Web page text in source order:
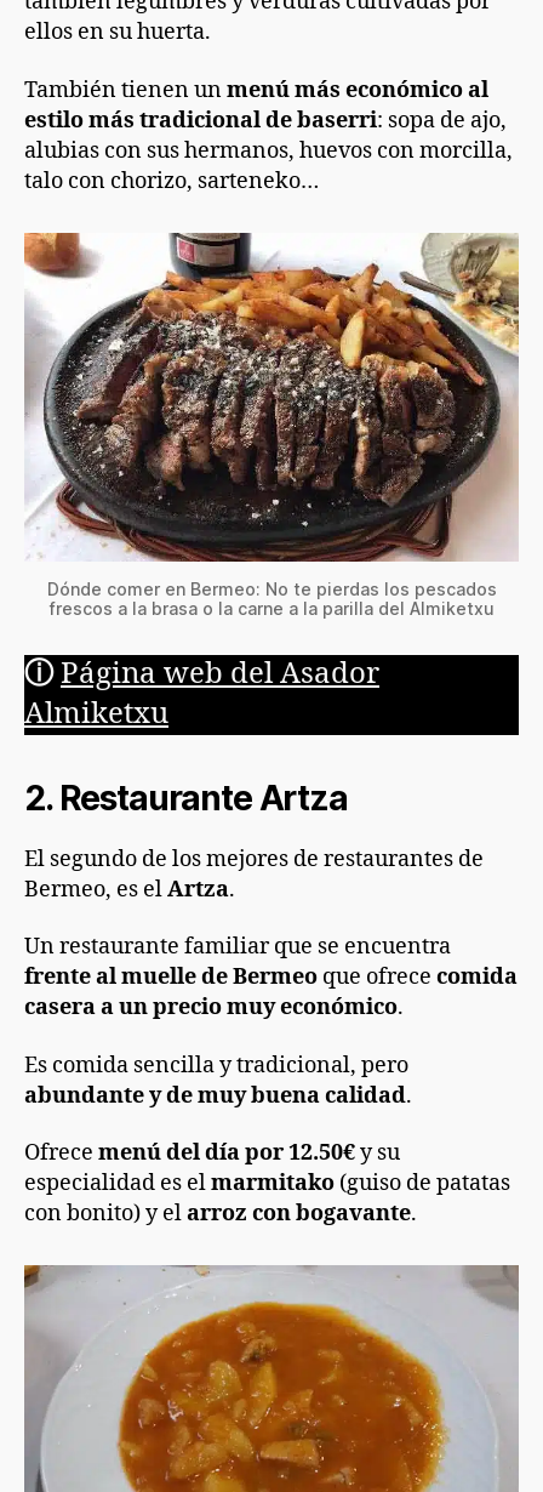
ellos en su huerta.
También tienen unmenúmás económico al
estilo más tradicional de baserri: sopa de ajo,
alubias con sus hermanos, huevos con morcilla,
talo con chorizo, sarteneko…
Dónde comer en Bermeo: No te pierdas los pescados
frescos a la brasa o la carne a la parilla del Almiketxu
ⓘ Página web del Asador
Almiketxu
2. Restaurante Artza
El segundo de los mejores de restaurantes de
Bermeo, es elArtza.
Un restaurante familiar que se encuentra
frente al muelle de Bermeo que ofrece comida
casera a un precio muy económico.
Es comida sencilla y tradicional, pero
abundante y de muy buena calidad.
Ofrece menú del día por 12.50€y su
especialidad es elmarmitako (guiso de patatas
con bonito) y elarroz con bogavante.